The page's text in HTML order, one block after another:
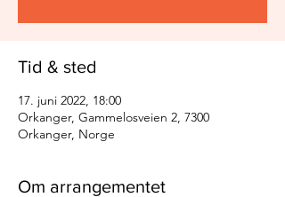
Tid & sted
17. juni 2022, 18:00
Orkanger, Gammelosveien 2, 7300
Orkanger, Norge
Om arrangementet